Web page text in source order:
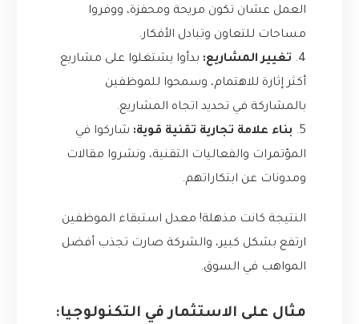
العمل عشان تكون مريحة ومحفزة، ووفروا
مساحات للتعاون وتبادل الأفكار.
4.
تغيير المشاريع: بدأوا يشتغلوا على مشاريع
أكثر إثارة للاهتمام، وسمحوا للموظفين
بالمشاركة في تحديد اتجاه المشاريع.
5.
بناء علامة تجارية تقنية قوية: شاركوا في
المؤتمرات والفعاليات التقنية، ونشروا مقالات
ومدونات عن ابتكاراتهم.
النتيجة كانت مذهلة! معدل استبقاء الموظفين
ارتفع بشكل كبير، والشركة صارت تجذب أفضل
المواهب في السوق.
مثال على الاستثمار في التكنولوجيا: